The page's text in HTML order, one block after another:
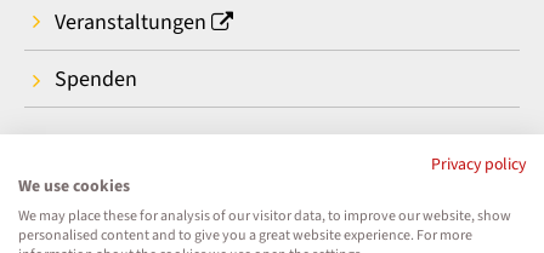
Veranstaltungen
Spenden
Privacy policy
We use cookies
We may place these for analysis of our visitor data, to improve our website, show
personalised content and to give you a great website experience. For more